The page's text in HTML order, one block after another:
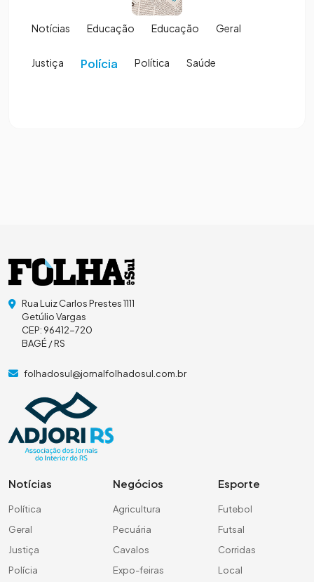
Notícias Educação Educação Geral
Justiça Polícia Política Saúde
Rua Luiz Carlos Prestes 1111
Getúlio Vargas
CEP: 96412-720
BAGÉ / RS
folhadosul@jornalfolhadosul.com.br
Notícias
Política
Geral
Justiça
Polícia
Negócios
Agricultura
Pecuária
Cavalos
Expo-feiras
Esporte
Futebol
Futsal
Corridas
Local